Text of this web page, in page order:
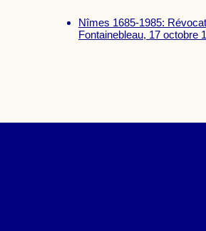
Nîmes 1685-1985:
Fontainebleau, 17 octobre